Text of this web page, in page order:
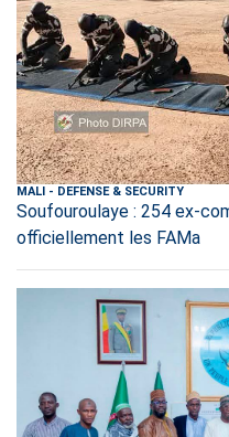
MALI - DEFENSE & SECURITY
Soufouroulaye : 254 ex-
officiellement les FAMa